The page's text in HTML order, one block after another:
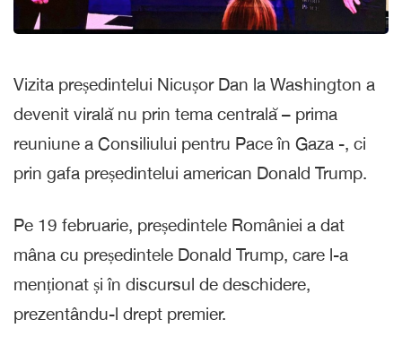
Vizita președintelui Nicușor Dan la Washington a
devenit virală nu prin tema centrală – prima
reuniune a Consiliului pentru Pace în Gaza -, ci
prin gafa președintelui american Donald Trump.
Pe 19 februarie, președintele României a dat
mâna cu președintele Donald Trump, care l-a
menționat și în discursul de deschidere,
prezentându-l drept premier.